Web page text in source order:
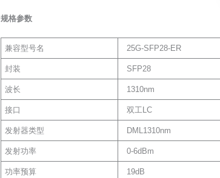
规格参数
兼容型号名 25G-SFP28-ER
封装 SFP28
波长 1310nm
接口 双工LC
发射器类型 DML1310nm
发射功率 0-6dBm
功率预算 19dB